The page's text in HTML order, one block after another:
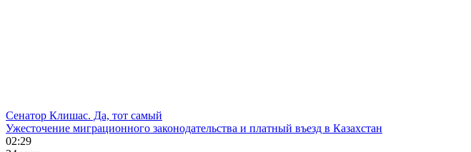
Сенатор Клишас. Да, тот самый
Ужесточение миграционного законодательства и платный въезд в Казахстан
02:29